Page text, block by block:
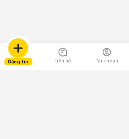
Đăng tin Liên hệ Tài khoản